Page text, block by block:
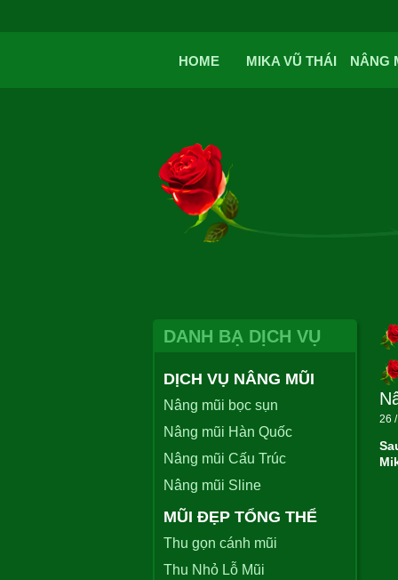
HOME MIKA VŨ THÁI NÂNG
DANH BẠ DỊCH VỤ
DỊCH VỤ NÂNG MŨI
Nâng mũi bọc sụn
Nâng mũi Hàn Quốc
Nâng mũi Cấu Trúc
Nâng mũi Sline
MŨI ĐẸP TỔNG THỂ
Thu gọn cánh mũi
Thu Nhỏ Lỗ Mũi
26